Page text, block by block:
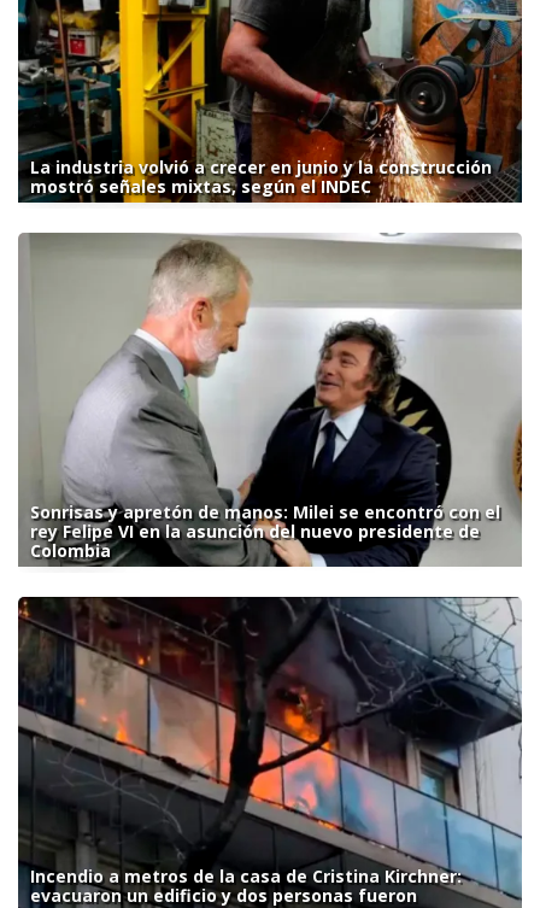
La industria volvió a crecer en junio y la construcción
mostró señales mixtas, según el INDEC
Sonrisas y apretón de manos: Milei se encontró con el
rey Felipe VI en la asunción del nuevo presidente de
Colombia
Incendio a metros de la casa de Cristina Kirchner:
evacuaron un edificio y dos personas fueron